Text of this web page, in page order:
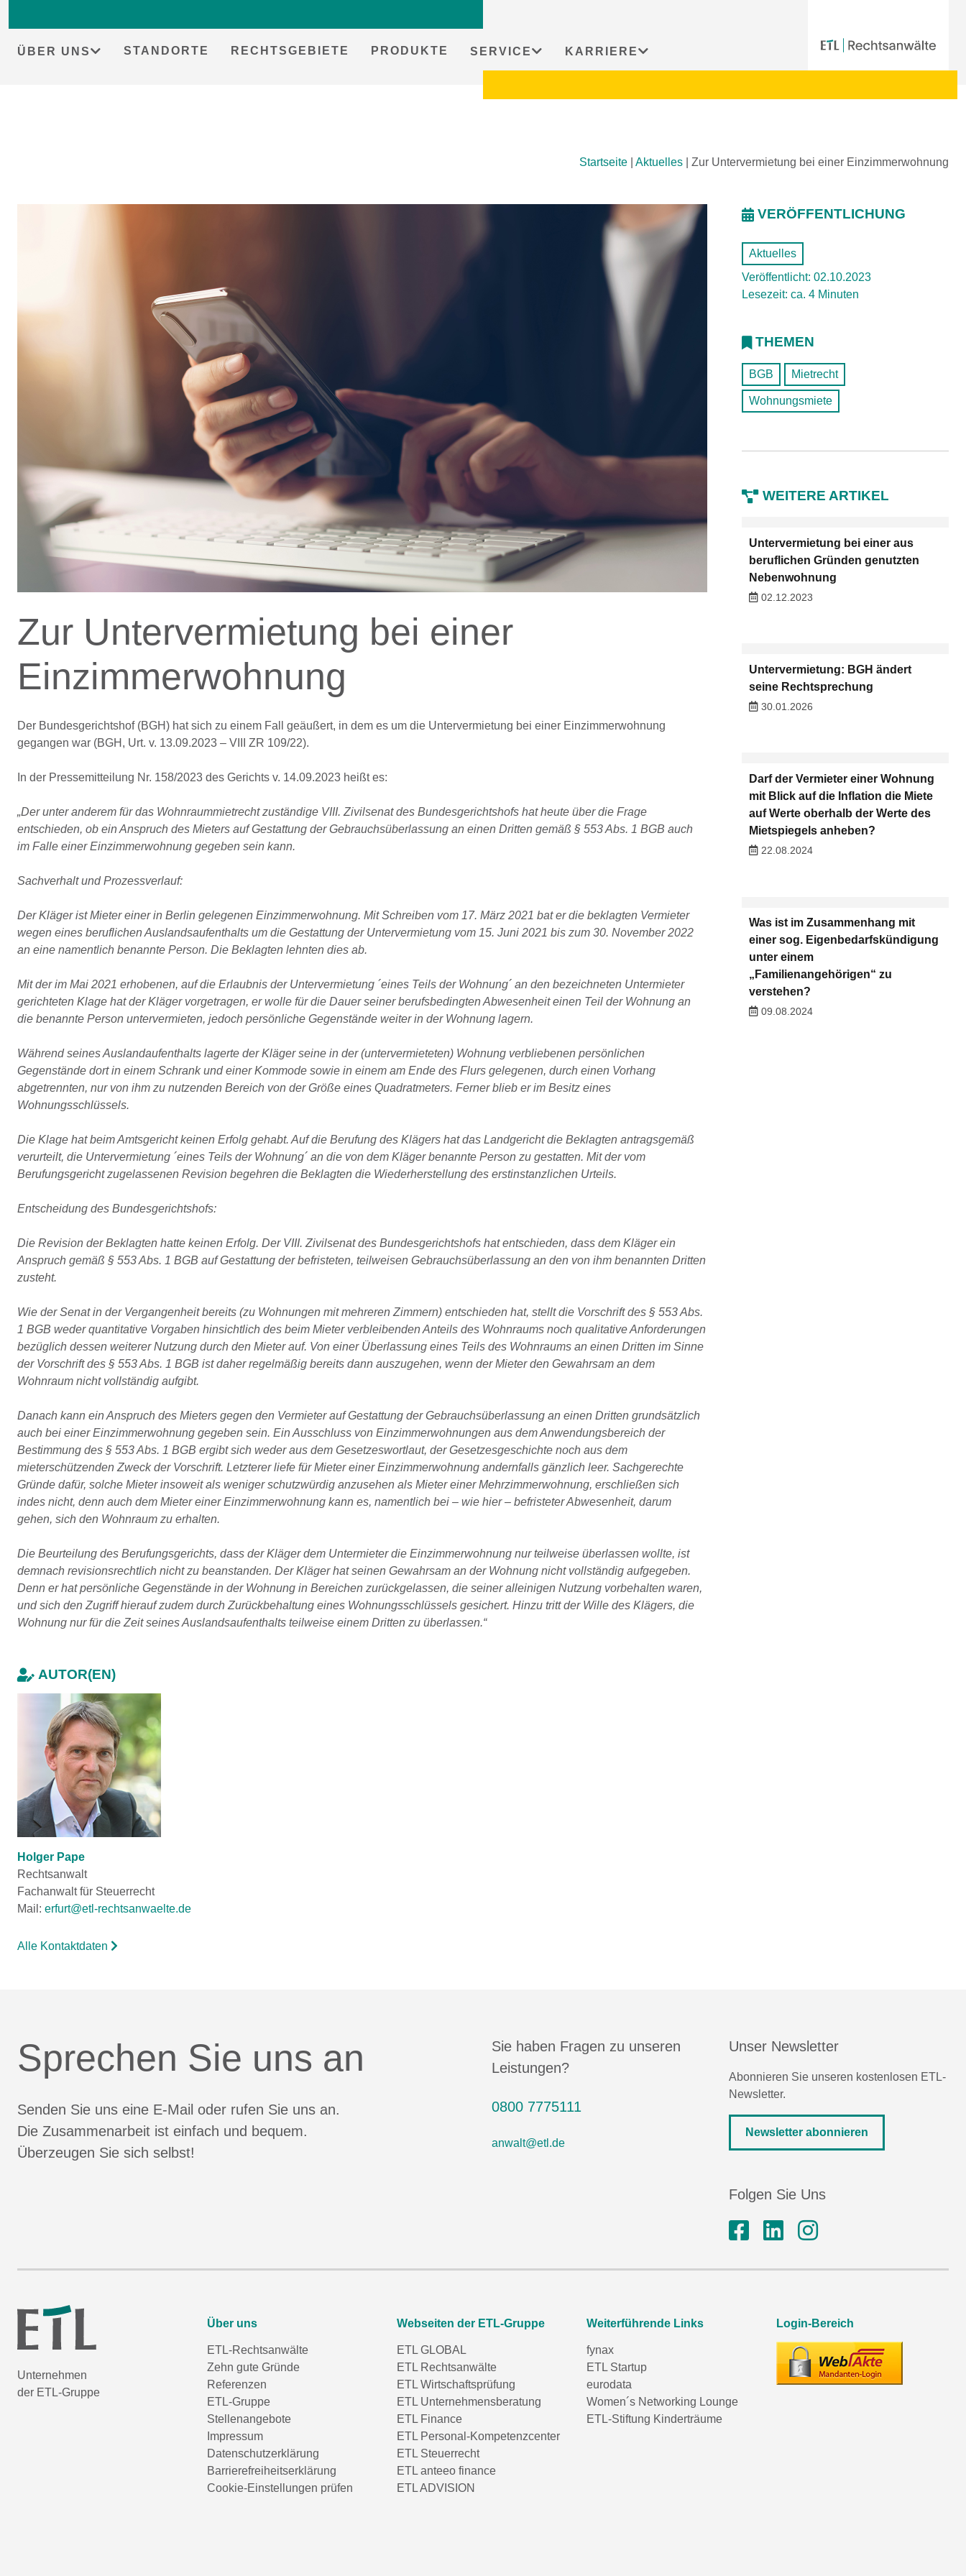
ÜBER UNS STANDORTE RECHTSGEBIETE PRODUKTE SERVICE KARRIERE
Startseite Aktuelles Zur Untervermietung bei einer Einzimmerwohnung
Zur Untervermietung bei einer
Einzimmerwohnung
Der Bundesgerichtshof (BGH) hat sich zu einem Fall geäußert, in dem es um die Untervermietung bei einer Einzimmerwohnung
gegangen war (BGH, Urt. v. 13.09.2023 – VIII ZR 109/22).
In der Pressemitteilung Nr. 158/2023 des Gerichts v. 14.09.2023 heißt es:
„Der unter anderem für das Wohnraummietrecht zuständige VIII. Zivilsenat des Bundesgerichtshofs hat heute über die Frage
entschieden, ob ein Anspruch des Mieters auf Gestattung der Gebrauchsüberlassung an einen Dritten gemäß § 553 Abs. 1 BGB auch
im Falle einer Einzimmerwohnung gegeben sein kann.
Sachverhalt und Prozessverlauf:
Der Kläger ist Mieter einer in Berlin gelegenen Einzimmerwohnung. Mit Schreiben vom 17. März 2021 bat er die beklagten Vermieter
wegen eines beruflichen Auslandsaufenthalts um die Gestattung der Untervermietung vom 15. Juni 2021 bis zum 30. November 2022
an eine namentlich benannte Person. Die Beklagten lehnten dies ab.
Mit der im Mai 2021 erhobenen, auf die Erlaubnis der Untervermietung ´eines Teils der Wohnung´ an den bezeichneten Untermieter
gerichteten Klage hat der Kläger vorgetragen, er wolle für die Dauer seiner berufsbedingten Abwesenheit einen Teil der Wohnung an
die benannte Person untervermieten, jedoch persönliche Gegenstände weiter in der Wohnung lagern.
Während seines Auslandaufenthalts lagerte der Kläger seine in der (untervermieteten) Wohnung verbliebenen persönlichen
Gegenstände dort in einem Schrank und einer Kommode sowie in einem am Ende des Flurs gelegenen, durch einen Vorhang
abgetrennten, nur von ihm zu nutzenden Bereich von der Größe eines Quadratmeters. Ferner blieb er im Besitz eines
Wohnungsschlüssels.
Die Klage hat beim Amtsgericht keinen Erfolg gehabt. Auf die Berufung des Klägers hat das Landgericht die Beklagten antragsgemäß
verurteilt, die Untervermietung ´eines Teils der Wohnung´ an die von dem Kläger benannte Person zu gestatten. Mit der vom
Berufungsgericht zugelassenen Revision begehren die Beklagten die Wiederherstellung des erstinstanzlichen Urteils.
Entscheidung des Bundesgerichtshofs:
Die Revision der Beklagten hatte keinen Erfolg. Der VIII. Zivilsenat des Bundesgerichtshofs hat entschieden, dass dem Kläger ein
Anspruch gemäß § 553 Abs. 1 BGB auf Gestattung der befristeten, teilweisen Gebrauchsüberlassung an den von ihm benannten Dritten
zusteht.
Wie der Senat in der Vergangenheit bereits (zu Wohnungen mit mehreren Zimmern) entschieden hat, stellt die Vorschrift des § 553 Abs.
1 BGB weder quantitative Vorgaben hinsichtlich des beim Mieter verbleibenden Anteils des Wohnraums noch qualitative Anforderungen
bezüglich dessen weiterer Nutzung durch den Mieter auf. Von einer Überlassung eines Teils des Wohnraums an einen Dritten im Sinne
der Vorschrift des § 553 Abs. 1 BGB ist daher regelmäßig bereits dann auszugehen, wenn der Mieter den Gewahrsam an dem
Wohnraum nicht vollständig aufgibt.
Danach kann ein Anspruch des Mieters gegen den Vermieter auf Gestattung der Gebrauchsüberlassung an einen Dritten grundsätzlich
auch bei einer Einzimmerwohnung gegeben sein. Ein Ausschluss von Einzimmerwohnungen aus dem Anwendungsbereich der
Bestimmung des § 553 Abs. 1 BGB ergibt sich weder aus dem Gesetzeswortlaut, der Gesetzesgeschichte noch aus dem
mieterschützenden Zweck der Vorschrift. Letzterer liefe für Mieter einer Einzimmerwohnung andernfalls gänzlich leer. Sachgerechte
Gründe dafür, solche Mieter insoweit als weniger schutzwürdig anzusehen als Mieter einer Mehrzimmerwohnung, erschließen sich
indes nicht, denn auch dem Mieter einer Einzimmerwohnung kann es, namentlich bei – wie hier – befristeter Abwesenheit, darum
gehen, sich den Wohnraum zu erhalten.
Die Beurteilung des Berufungsgerichts, dass der Kläger dem Untermieter die Einzimmerwohnung nur teilweise überlassen wollte, ist
demnach revisionsrechtlich nicht zu beanstanden. Der Kläger hat seinen Gewahrsam an der Wohnung nicht vollständig aufgegeben.
Denn er hat persönliche Gegenstände in der Wohnung in Bereichen zurückgelassen, die seiner alleinigen Nutzung vorbehalten waren,
und sich den Zugriff hierauf zudem durch Zurückbehaltung eines Wohnungsschlüssels gesichert. Hinzu tritt der Wille des Klägers, die
Wohnung nur für die Zeit seines Auslandsaufenthalts teilweise einem Dritten zu überlassen.“
AUTOR(EN)
Holger Pape
Rechtsanwalt
Fachanwalt für Steuerrecht
Mail: erfurt@etl-rechtsanwaelte.de
Alle Kontaktdaten
VERÖFFENTLICHUNG
Aktuelles
Veröffentlicht: 02.10.2023
Lesezeit: ca. 4 Minuten
THEMEN
BGB Mietrecht
Wohnungsmiete
WEITERE ARTIKEL
Untervermietung bei einer aus
beruflichen Gründen genutzten
Nebenwohnung
02.12.2023
Untervermietung: BGH ändert
seine Rechtsprechung
30.01.2026
Darf der Vermieter einer Wohnung
mit Blick auf die Inflation die Miete
auf Werte oberhalb der Werte des
Mietspiegels anheben?
22.08.2024
Was ist im Zusammenhang mit
einer sog. Eigenbedarfskündigung
unter einem
„Familienangehörigen“ zu
verstehen?
09.08.2024
Sprechen Sie uns an
Senden Sie uns eine E-Mail oder rufen Sie uns an.
Die Zusammenarbeit ist einfach und bequem.
Überzeugen Sie sich selbst!
Sie haben Fragen zu unseren
Leistungen?
0800 7775111
anwalt@etl.de
Unser Newsletter
Abonnieren Sie unseren kostenlosen ETL-
Newsletter.
Newsletter abonnieren
Folgen Sie Uns
Unternehmen
der ETL-Gruppe
Über uns
ETL-Rechtsanwälte
Zehn gute Gründe
Referenzen
ETL-Gruppe
Stellenangebote
Impressum
Datenschutzerklärung
Barrierefreiheitserklärung
Cookie-Einstellungen prüfen
Webseiten der ETL-Gruppe
ETL GLOBAL
ETL Rechtsanwälte
ETL Wirtschaftsprüfung
ETL Unternehmensberatung
ETL Finance
ETL Personal-Kompetenzcenter
ETL Steuerrecht
ETL anteeo finance
ETL ADVISION
Weiterführende Links
fynax
ETL Startup
eurodata
Women´s Networking Lounge
ETL-Stiftung Kinderträume
Login-Bereich